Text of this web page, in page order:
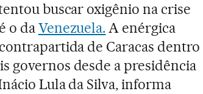
buscar oxigênio na crise
o daVenezuela. A enérgica
de Caracas dentro
governos desde a presidência
Lula da Silva, informa